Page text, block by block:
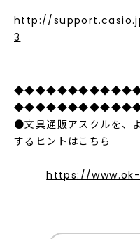
http://
3
●文具通販アスクルを、
するヒントはこちら
＝https://